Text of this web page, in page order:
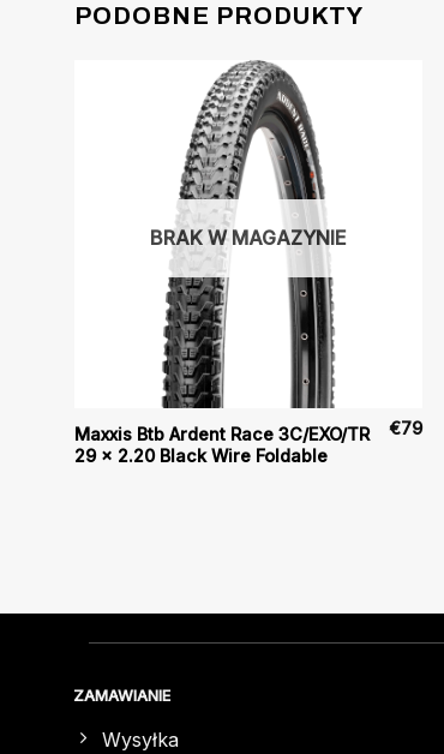
PODOBNE PRODUKTY
BRAK W MAGAZYNIE
Maxxis Btb Ardent Race 3C/EXO/TR
29 x 2.20 Black Wire Foldable
€79
ZAMAWIANIE
Wysyłka